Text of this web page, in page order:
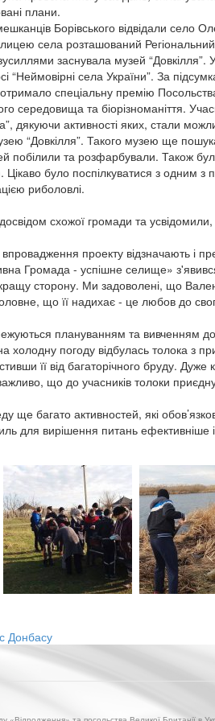
плани.
Борівського відвідали село
села розташований
заснувала музей
“Неймовірні села України”. За
спеціальну премію
середовища та біорізноманіття.
дякуючи активності яких, стали
“Довкілля”. Такого музею ще
та розфарбували. Також була
було поспілкуватися з одним з
риболовлі.
схожої громади та
проекту відзначають і
Громада - успішне селище»
сторону. Ми задоволені, що
що її надихає - це любов до
плануванням та вивченням
холодну погоду відбулась толока з
її від багаторічного бруду.
що до учасників толоки
ще багато активностей, які
для вирішення питань ефективніше
Донбасу